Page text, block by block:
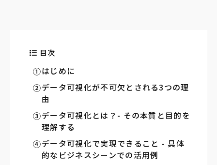
目次
はじめに
データ可視化が不可欠とされる3つの理
由
データ可視化とは？- その本質と目的を
理解する
データ可視化で実現できること - 具体
的なビジネスシーンでの活用例